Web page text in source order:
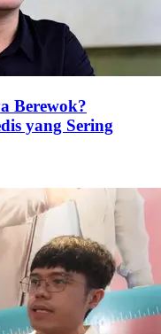
Berewok?
yang Sering